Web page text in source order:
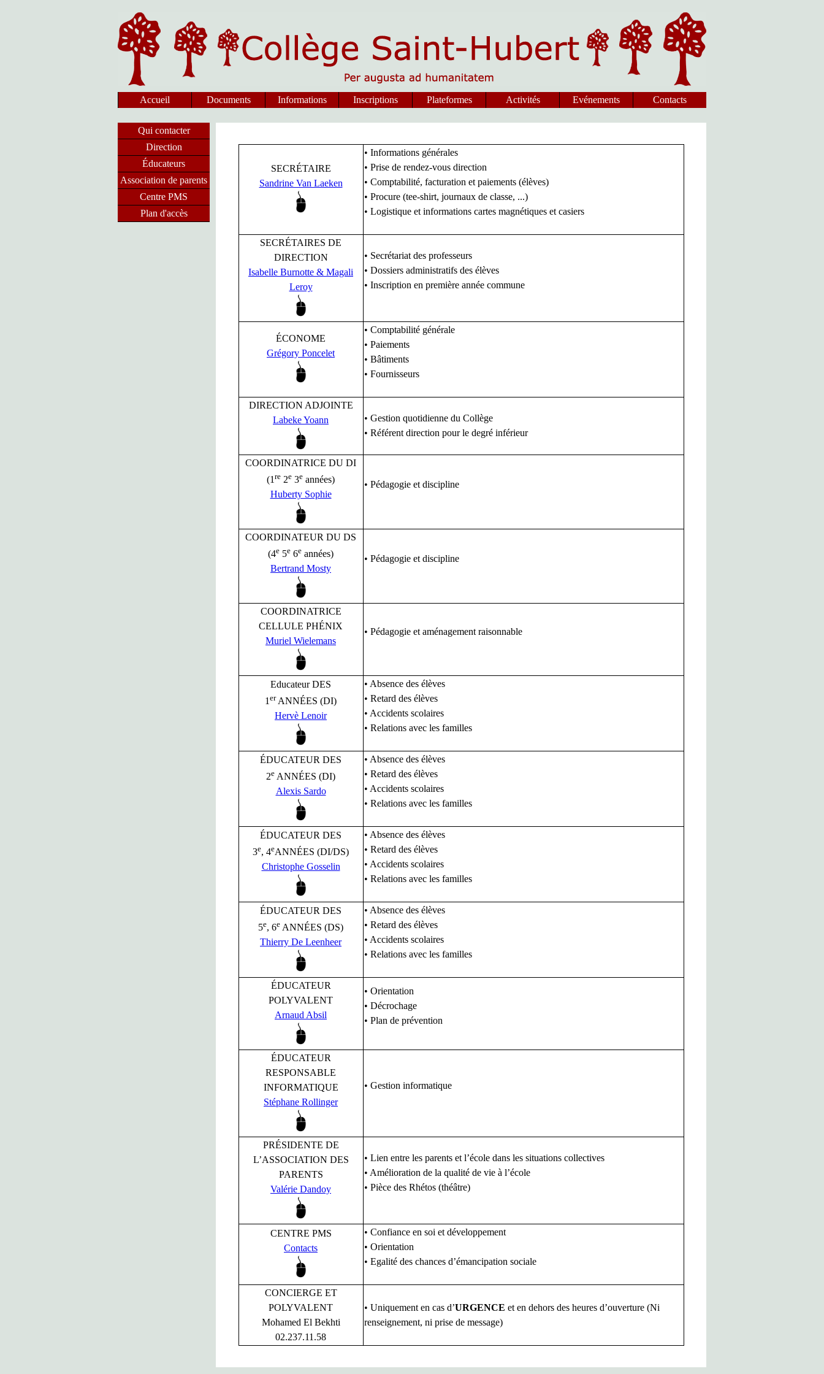
Accueil Documents Informations Inscriptions Plateformes Activités Evénements Contacts
Qui contacter
Direction
Éducateurs
Association de parents
Centre PMS
Plan d'accès
SECRÉTAIRE
Sandrine Van Laeken
• Informations générales
• Prise de rendez-vous direction
• Comptabilité, facturation et paiements (élèves)
• Procure (tee-shirt, journaux de classe, ...)
• Logistique et informations cartes magnétiques et casiers
SECRÉTAIRES DE
DIRECTION
Isabelle Burnotte & Magali
Leroy
• Secrétariat des professeurs
• Dossiers administratifs des élèves
• Inscription en première année commune
ÉCONOME
Grégory Poncelet
• Comptabilité générale
• Paiements
• Bâtiments
• Fournisseurs
DIRECTION ADJOINTE
Labeke Yoann
• Gestion quotidienne du Collège
• Référent direction pour le degré inférieur
COORDINATRICE DU DI
(1 re 2e 3e années)
Huberty Sophie
• Pédagogie et discipline
COORDINATEUR DU DS
(4e 5e 6e années)
Bertrand Mosty
• Pédagogie et discipline
COORDINATRICE
CELLULE PHÉNIX
Muriel Wielemans
• Pédagogie et aménagement raisonnable
Educateur DES
1 erANNÉES (DI)
Hervè Lenoir
• Absence des élèves
• Retard des élèves
• Accidents scolaires
• Relations avec les familles
ÉDUCATEUR DES
2e ANNÉES (DI)
Alexis Sardo
• Absence des élèves
• Retard des élèves
• Accidents scolaires
• Relations avec les familles
ÉDUCATEUR DES
3e, 4eANNÉES (DI/DS)
Christophe Gosselin
• Absence des élèves
• Retard des élèves
• Accidents scolaires
• Relations avec les familles
ÉDUCATEUR DES
5e, 6e ANNÉES (DS)
Thierry De Leenheer
• Absence des élèves
• Retard des élèves
• Accidents scolaires
• Relations avec les familles
ÉDUCATEUR
POLYVALENT
Arnaud Absil
• Orientation
• Décrochage
• Plan de prévention
ÉDUCATEUR
RESPONSABLE
INFORMATIQUE
Stéphane Rollinger
• Gestion informatique
PRÉSIDENTE DE
L’ASSOCIATION DES
PARENTS
Valérie Dandoy
• Lien entre les parents et l’école dans les situations collectives
• Amélioration de la qualité de vie à l’école
• Pièce des Rhétos (théâtre)
CENTRE PMS
Contacts
• Confiance en soi et développement
• Orientation
• Egalité des chances d’émancipation sociale
CONCIERGE ET
POLYVALENT
Mohamed El Bekhti
02.237.11.58
• Uniquement en cas d’URGENCE et en dehors des heures d’ouverture (Ni
renseignement, ni prise de message)